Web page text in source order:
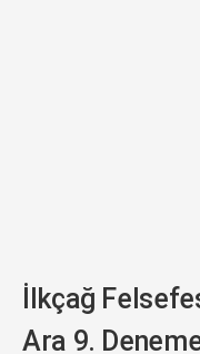
İlkçağ
Ara 9.